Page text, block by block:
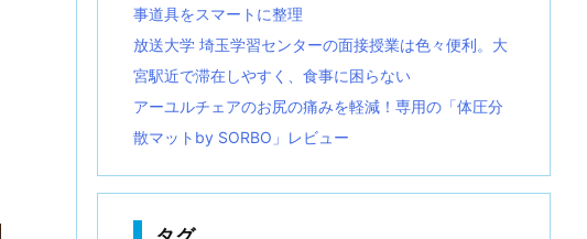
事道具をスマートに整理
放送大学 埼玉学習センターの面接授業は色々便利。大
宮駅近で滞在しやすく、食事に困らない
アーユルチェアのお尻の痛みを軽減！専用の「体圧分
散マットby SORBO」レビュー